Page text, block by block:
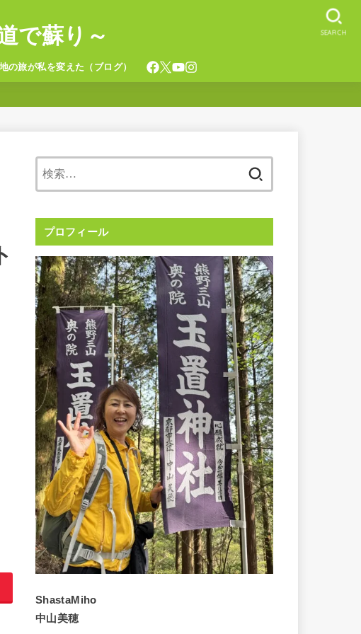
で蘇り～
の旅が私を変えた（ブログ）
SEARCH
プロフィール
ShastaMiho
中山美穂